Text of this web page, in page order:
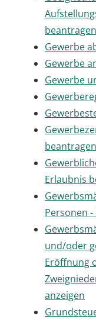
beantragen
Gewerbe
Gewerbe
Gewerbe
beantragen
Erlaubnis
Personen
und/oder
Eröffnung
anzeigen